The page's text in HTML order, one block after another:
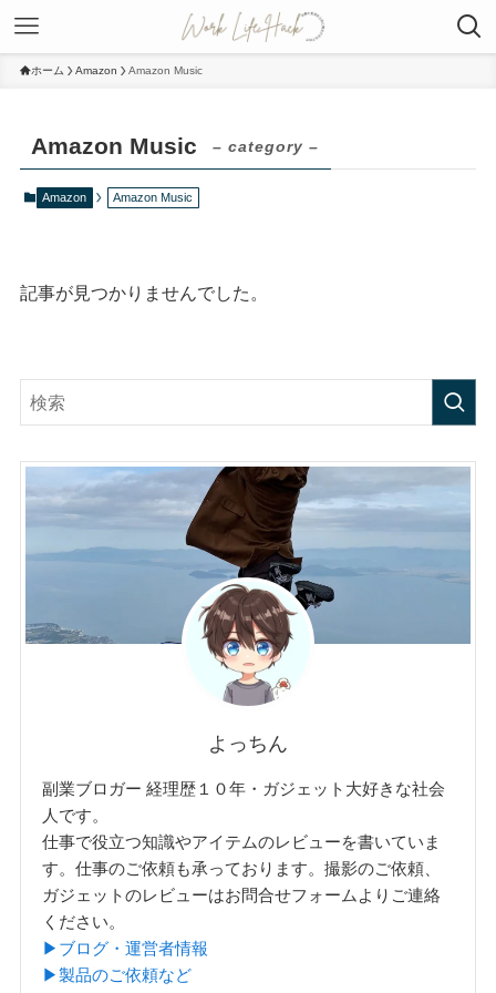
ホーム Amazon Amazon Music
Amazon Music – category –
Amazon Amazon Music
記事が見つかりませんでした。
よっちん
副業ブロガー 経理歴１０年・ガジェット大好きな社会
人です。
仕事で役立つ知識やアイテムのレビューを書いていま
す。仕事のご依頼も承っております。撮影のご依頼、
ガジェットのレビューはお問合せフォームよりご連絡
ください。
▶︎ブログ・運営者情報
▶︎製品のご依頼など